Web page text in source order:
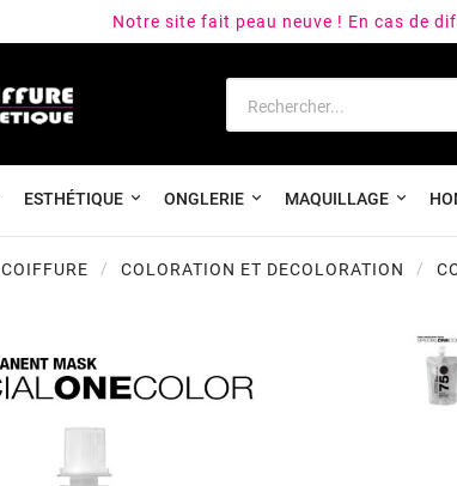
Notre site fait peau neuve ! En cas de
ESTHÉTIQUE ONGLERIE MAQUILLAGE
COIFFURE COLORATION ET DECOLORATION